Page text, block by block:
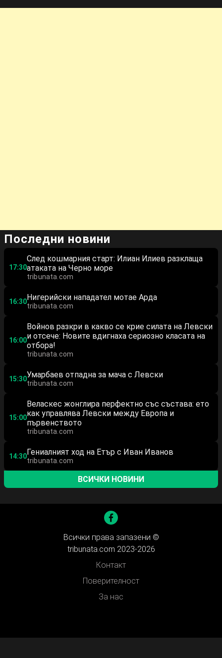
Последни новини
17:30
След кошмарния старт: Илиан Илиев разклаща
атаката на Черно море
tribunata.com
16:30Нигерийски нападател мотае Арда
tribunata.com
16:00
Войнов разкри в какво се крие силата на Левски
и отсече: Новите вдигнаха сериозно класата на
отбора!
tribunata.com
15:30Умарбаев отпадна за мача с Левски
tribunata.com
15:00
Веласкес жонглира перфектно със състава: ето
как управлява Левски между Европа и
първенството
tribunata.com
14:30Гениалният ход на Етър с Иван Иванов
tribunata.com
ВСИЧКИ НОВИНИ
Всички права запазени ©
tribunata.com 2023-2026
Контакт
Поверителност
За нас